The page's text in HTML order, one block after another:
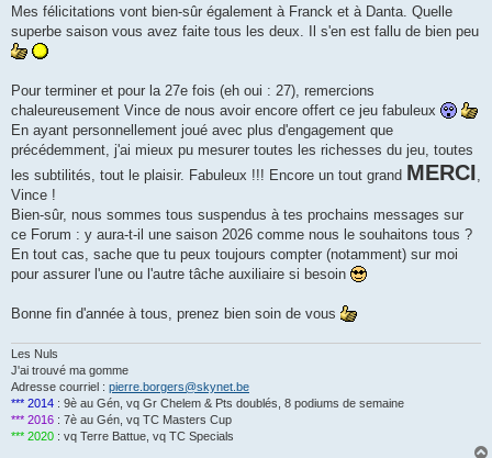
Mes félicitations vont bien-sûr également à Franck et à Danta. Quelle
superbe saison vous avez faite tous les deux. Il s'en est fallu de bien peu
Pour terminer et pour la 27e fois (eh oui : 27), remercions
chaleureusement Vince de nous avoir encore offert ce jeu fabuleux
En ayant personnellement joué avec plus d'engagement que
précédemment, j'ai mieux pu mesurer toutes les richesses du jeu, toutes
les subtilités, tout le plaisir. Fabuleux !!! Encore un tout grand MERCI
Vince !
Bien-sûr, nous sommes tous suspendus à tes prochains messages sur
ce Forum : y aura-t-il une saison 2026 comme nous le souhaitons tous ?
En tout cas, sache que tu peux toujours compter (notamment) sur moi
pour assurer l'une ou l'autre tâche auxiliaire si besoin
Bonne fin d'année à tous, prenez bien soin de vous
Les Nuls
J'ai trouvé ma gomme
Adresse courriel : pierre.borgers@skynet.be
*** 2014 : 9è au Gén, vq Gr Chelem & Pts doublés, 8 podiums de semaine
*** 2016 : 7è au Gén, vq TC Masters Cup
*** 2020 : vq Terre Battue, vq TC Specials